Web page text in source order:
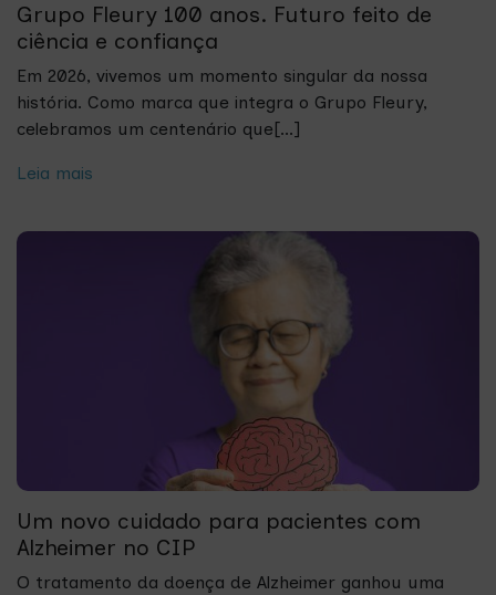
Grupo Fleury 100 anos. Futuro feito de
ciência e confiança
Em 2026, vivemos um momento singular da nossa
história. Como marca que integra o Grupo Fleury,
celebramos um centenário que[...]
Leia mais
Um novo cuidado para pacientes com
Alzheimer no CIP
O tratamento da doença de Alzheimer ganhou uma